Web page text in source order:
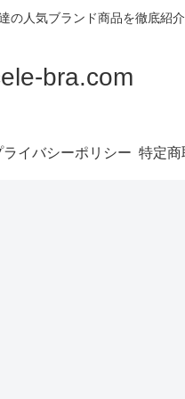
の人気ブランド商品を徹底紹介
bra.com
ライバシーポリシー